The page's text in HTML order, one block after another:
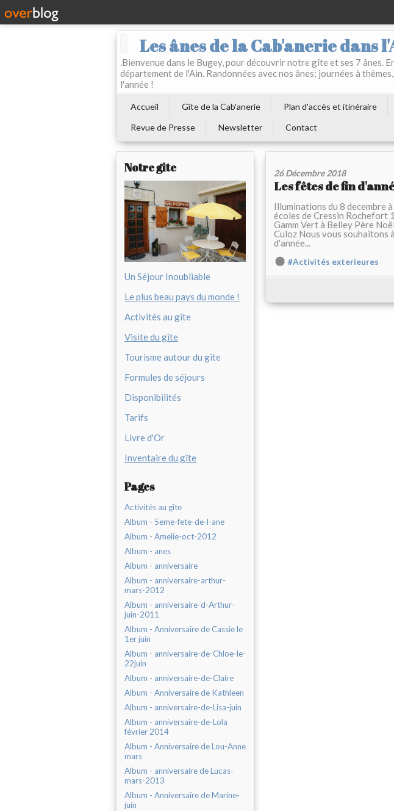
Les ânes de la Cab'anerie dans
.Bienvenue dans le Bugey, pour découvrir notre gîte et ses 7 ânes.
département de l'Ain. Randonnées avec nos ânes; journées à
l'année !
Accueil Gîte de la Cab'anerie Plan d'accès et itinéraire
Revue de Presse
Newsletter Contact
Notre gîte
Un Séjour Inoubliable
Le plus beau pays du monde !
Activités au gîte
Visite du gîte
Tourisme autour du gîte
Formules de séjours
Disponibilités
Tarifs
Livre d'Or
Inventaire du gîte
Pages
Activités au gîte
Album - 5eme-fete-de-l-ane
Album - Amelie-oct-2012
Album - anes
Album - anniversaire
Album - anniversaire-arthur-
mars-2012
Album - anniversaire-d-Arthur-
juin-2011
Album - Anniversaire de Cassie le
1er juin
Album - anniversaire-de-Chloe-le-
22juin
Album - anniversaire-de-Claire
Album - Anniversaire de Kathleen
Album - anniversaire-de-Lisa-juin
Album - anniversaire-de-Lola
février 2014
Album - Anniversaire de Lou-Anne
mars
Album - anniversaire de Lucas-
mars-2013
Album - Anniversaire de Marine-
juin
26 Décembre 2018
Les fêtes de fin
Illuminations du 8 decembre
écoles de Cressin Rochefort
Gamm Vert à Belley Père
Culoz Nous vous souhaitons
d'année...
#Activités exterieures